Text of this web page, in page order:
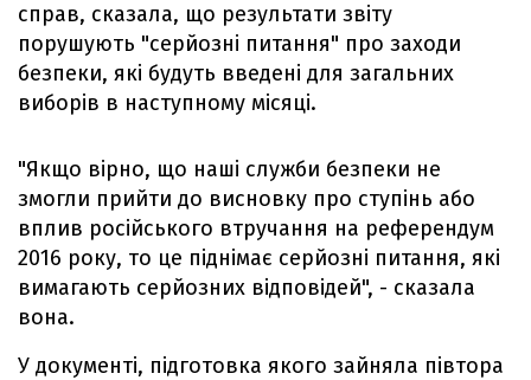
справ, сказала, що результати звіту
порушують "серйозні питання" про заходи
безпеки, які будуть введені для загальних
виборів в наступному місяці.
"Якщо вірно, що наші служби безпеки не
змогли прийти до висновку про ступінь або
вплив російського втручання на референдум
2016 року, то це піднімає серйозні питання, які
вимагають серйозних відповідей", - сказала
вона.
У документі, підготовка якого зайняла півтора